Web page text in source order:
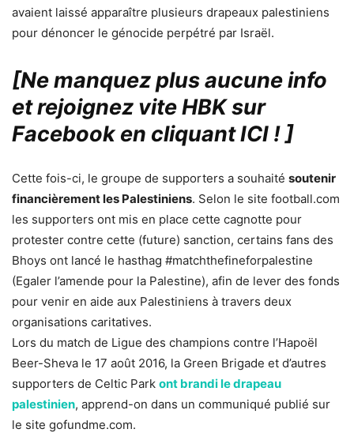
avaient laissé apparaître plusieurs drapeaux palestiniens
pour dénoncer le génocide perpétré par Israël.
[Ne manquez plus aucune info
et rejoignez vite HBK sur
Facebook en cliquant ICI !]
Cette fois-ci, le groupe de supporters a souhaité soutenir
financièrement les Palestiniens. Selon le site football.com
les supporters ont mis en place cette cagnotte pour
protester contre cette (future) sanction, certains fans des
Bhoys ont lancé le hasthag #matchthefineforpalestine
(Egaler l’amende pour la Palestine), afin de lever des fonds
pour venir en aide aux Palestiniens à travers deux
organisations caritatives.
Lors du match de Ligue des champions contre l’Hapoël
Beer-Sheva le 17 août 2016, la Green Brigade et d’autres
supporters de Celtic Park ont brandi le drapeau
palestinien, apprend-on dans un communiqué publié sur
le site gofundme.com.